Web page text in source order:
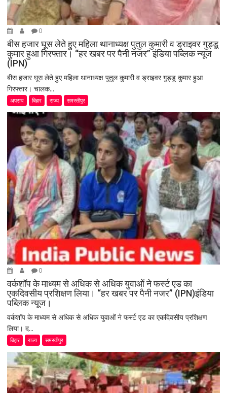
0
बीस हजार घूस लेते हुए महिला थानाध्यक्ष पुतुल कुमारी व ड्राइवर गुड्डू
कुमार हुआ गिरफ्तार। “हर खबर पर पैनी नजर” इंडिया पब्लिक न्यूज
(IPN)
बीस हजार घूस लेते हुए महिला थानाध्यक्ष पुतुल कुमारी व ड्राइवर गुड्डू कुमार हुआ
गिरफ्तार। चालक...
अपराध बिहार राज्य समस्तीपुर
0
वर्कशॉप के माध्यम से अधिक से अधिक युवाओं ने फर्स्ट एड का
एकदिवसीय प्रशिक्षण लिया। “हर खबर पर पैनी नजर” (IPN)इंडिया
पब्लिक न्यूज।
वर्कशॉप के माध्यम से अधिक से अधिक युवाओं ने फर्स्ट एड का एकदिवसीय प्रशिक्षण
लिया। द...
बिहार राज्य समस्तीपुर